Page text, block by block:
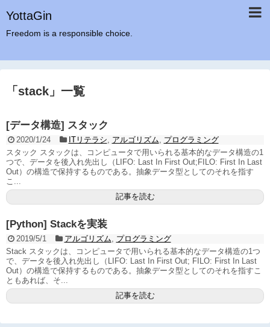
YottaGin
Freedom is a responsible choice.
「 stack 」 一覧
[データ構造] スタック
2020/1/24 ITリテラシ アルゴリズム
プログラミング
スタック スタックは、コンピュータで用いられる基本的なデータ構造の1
つで、データを後入れ先出し（LIFO: Last In First Out;FILO: First In Last
Out）の構造で保持するものである。抽象データ型としてのそれを指す
こ...
記事を読む
[Python] Stackを実装
2019/5/1 アルゴリズム
プログラミング
Stack スタックは、コンピュータで用いられる基本的なデータ構造の1つ
で、データを後入れ先出し（LIFO: Last In First Out; FILO: First In Last
Out）の構造で保持するものである。抽象データ型としてのそれを指すこ
ともあれば、そ...
記事を読む